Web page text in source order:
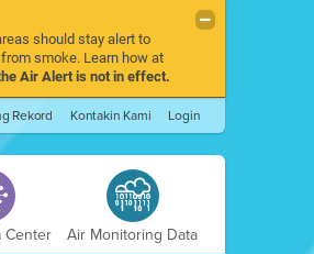
should stay alert to
smoke. Learn how at
Air Alert is not in effect.
Rekord Kontakin Kami Login
Center
Air Monitoring Data